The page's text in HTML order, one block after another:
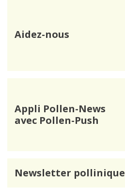
Aidez-nous
Appli Pollen-News
avec Pollen-Push
Newsletter pollinique